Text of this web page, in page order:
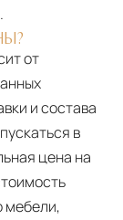
от
и состава
в
цена на
мебели,